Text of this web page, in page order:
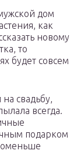
дом
как
новому
то
будет совсем
свадьбу,
всегда.
подарком